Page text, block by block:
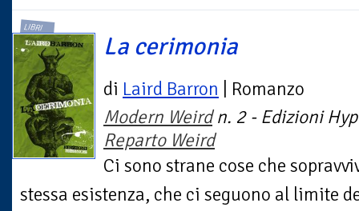
LIBRI
La cerimonia
di Laird Barron | Romanzo
Modern Weirdn. 2 - Edizioni
Reparto Weird
Ci sono strane cose che
stessa esistenza, che ci seguono al limite